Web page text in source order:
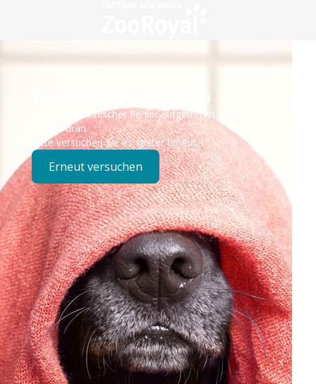
Technisches Problem
Es ist ein technischer Fehler aufgetreten – wir sind
bereits dran.
Bitte versuchen Sie es später erneut.
Erneut versuchen